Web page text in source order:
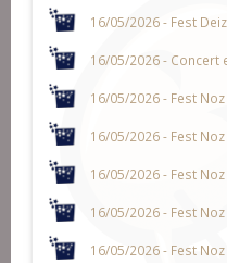
16/05/2026 - Fest
16/05/2026 - Concert
16/05/2026 - Fest Noz
16/05/2026 - Fest
16/05/2026 - Fest
16/05/2026 - Fest
16/05/2026 - Fest